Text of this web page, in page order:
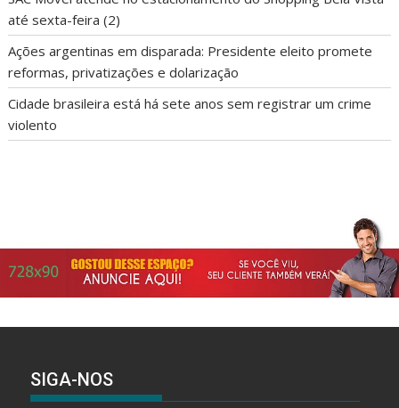
até sexta-feira (2)
Ações argentinas em disparada: Presidente eleito promete
reformas, privatizações e dolarização
Cidade brasileira está há sete anos sem registrar um crime
violento
SIGA-NOS